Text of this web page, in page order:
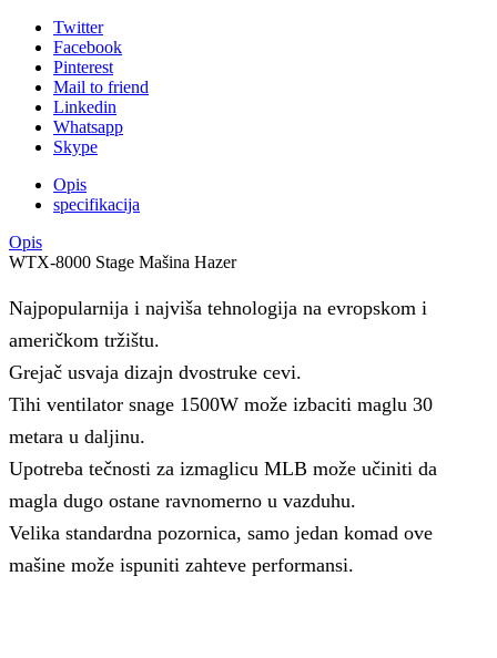
Twitter
Facebook
Pinterest
Mail to friend
Linkedin
Whatsapp
Skype
Opis
specifikacija
Opis
WTX-8000 Stage Mašina Hazer
Najpopularnija i najviša tehnologija na evropskom i
američkom tržištu.
Grejač usvaja dizajn dvostruke cevi.
Tihi ventilator snage 1500W može izbaciti maglu 30
metara u daljinu.
Upotreba tečnosti za izmaglicu MLB može učiniti da
magla dugo ostane ravnomerno u vazduhu.
Velika standardna pozornica, samo jedan komad ove
mašine može ispuniti zahteve performansi.